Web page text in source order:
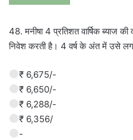
48. मनीषा 4 प्रतिशत वार्षिक ब्याज
निवेश करती है। 4 वर्ष के अंत में उसे
₹ 6,675/-
₹ 6,650/-
₹ 6,288/-
₹ 6,356/
-